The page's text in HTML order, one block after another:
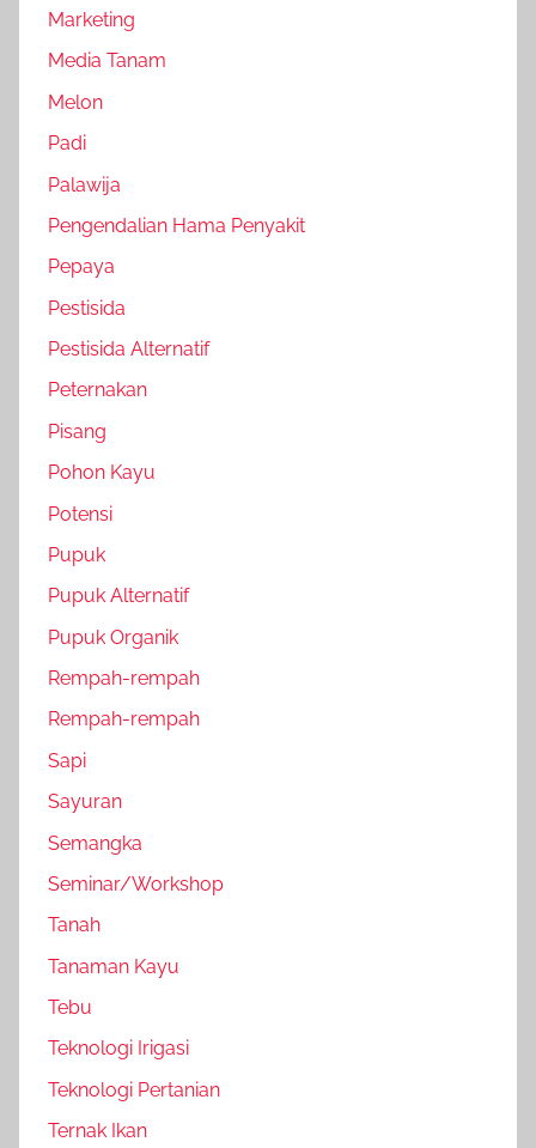
Marketing
Media Tanam
Melon
Padi
Palawija
Pengendalian Hama Penyakit
Pepaya
Pestisida
Pestisida Alternatif
Peternakan
Pisang
Pohon Kayu
Potensi
Pupuk
Pupuk Alternatif
Pupuk Organik
Rempah-rempah
Rempah-rempah
Sapi
Sayuran
Semangka
Seminar/Workshop
Tanah
Tanaman Kayu
Tebu
Teknologi Irigasi
Teknologi Pertanian
Ternak Ikan